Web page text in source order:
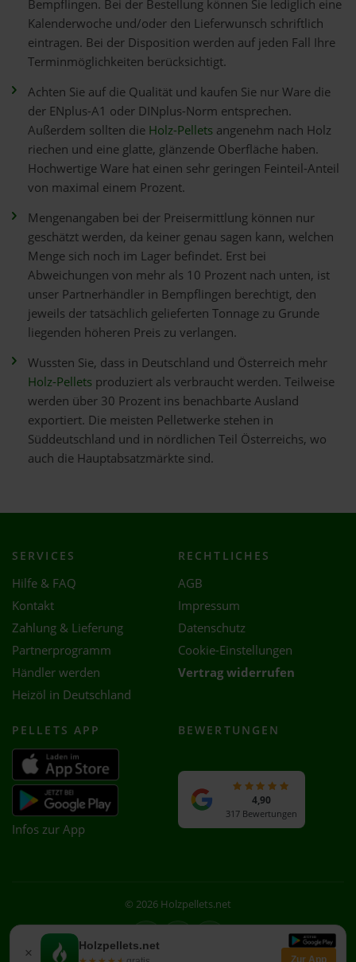
Bempflingen. Bei der Bestellung können Sie lediglich eine
Kalenderwoche und/oder den Lieferwunsch schriftlich
eintragen. Bei der Disposition werden auf jeden Fall Ihre
Terminmöglichkeiten berücksichtigt.
Achten Sie auf die Qualität und kaufen Sie nur Ware die
der ENplus-A1 oder DINplus-Norm entsprechen.
Außerdem sollten die Holz-Pellets angenehm nach Holz
riechen und eine glatte, glänzende Oberfläche haben.
Hochwertige Ware hat einen sehr geringen Feinteil-Anteil
von maximal einem Prozent.
Mengenangaben bei der Preisermittlung können nur
geschätzt werden, da keiner genau sagen kann, welchen
Menge sich noch im Lager befindet. Erst bei
Abweichungen von mehr als 10 Prozent nach unten, ist
unser Partnerhändler in Bempflingen berechtigt, den
jeweils der tatsächlich gelieferten Tonnage zu Grunde
liegenden höheren Preis zu verlangen.
Wussten Sie, dass in Deutschland und Österreich mehr
Holz-Pellets produziert als verbraucht werden. Teilweise
werden über 30 Prozent ins benachbarte Ausland
exportiert. Die meisten Pelletwerke stehen in
Süddeutschland und in nördlichen Teil Österreichs, wo
auch die Hauptabsatzmärkte sind.
× Holzpellets.net
Zur App
SERVICES
Hilfe & FAQ
Kontakt
Zahlung & Lieferung
Partnerprogramm
Händler werden
Heizöl in Deutschland
RECHTLICHES
AGB
Impressum
Datenschutz
Cookie-Einstellungen
Vertrag widerrufen
PELLETS APP
Infos zur App
BEWERTUNGEN
4,90
317 Bewertungen
© 2026 Holzpellets.net
Facebook